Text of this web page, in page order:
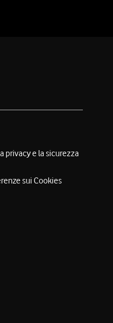
privacy e la sicurezza
sui Cookies